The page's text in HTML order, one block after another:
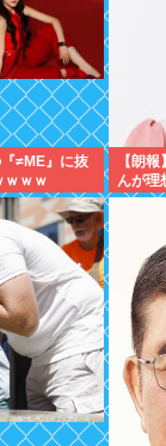
≠ME』に抜
ｗｗｗ
【朗
んが理